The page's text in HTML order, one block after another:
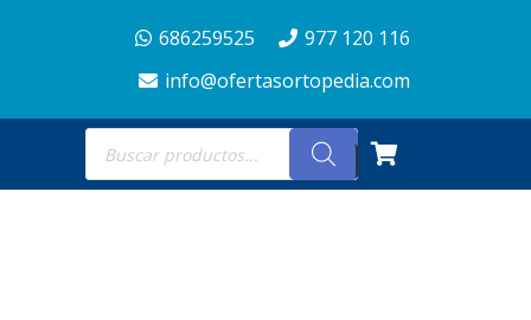
686259525
977 120 116
info@ofertasortopedia.com
Búsqueda
de
productos